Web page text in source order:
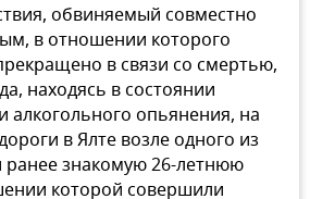
обвиняемый совместно
в отношении которого
в связи со смертью,
находясь в состоянии
алкогольного опьянения, на
в Ялте возле одного из
ранее знакомую 26-летнюю
которой совершили